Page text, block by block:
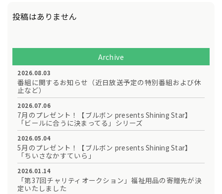
投稿はありません
Archive
2026.08.03
番組に関するお知らせ（近日放送予定の特別番組および休
止など）
2026.07.06
7月のプレゼント！【ブルボン presents Shining Star】
「ビールに合うに決まってる」シリーズ
2026.05.04
5月のプレゼント！【ブルボン presents Shining Star】
「ちいさなかすていら」
2026.01.14
「第37回チャリティオークション」福祉用品の寄贈先が決
定いたしました